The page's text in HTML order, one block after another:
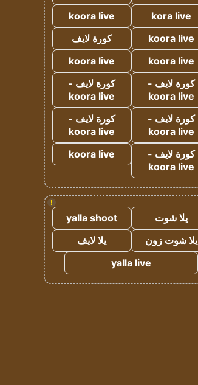
kora live
koora live
koora live
كورة لايف
koora live
koora live
كورة لايف -
koora live
كورة لايف -
koora live
كورة لايف -
koora live
كورة لايف -
koora live
كورة لايف -
koora live
koora live
!
يلا شوت
yalla shoot
يلا شوت زون
يلا لايف
yalla live